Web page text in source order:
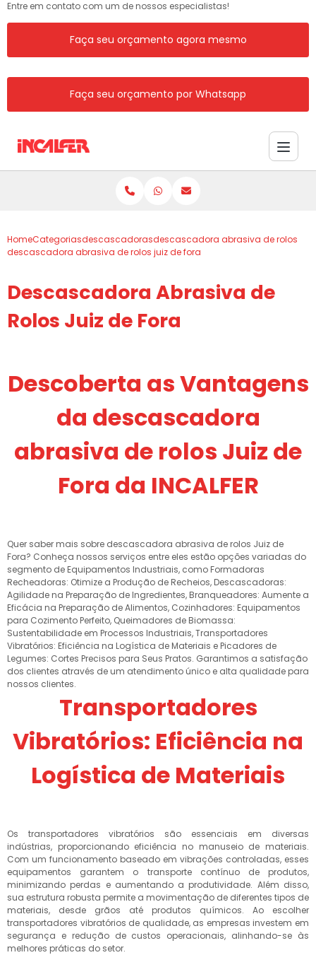
Entre em contato com um de nossos especialistas!
Faça seu orçamento agora mesmo
Faça seu orçamento por Whatsapp
HomeCategoriasdescascadorasdescascadora abrasiva de rolos
descascadora abrasiva de rolos juiz de fora
Descascadora Abrasiva de
Rolos Juiz de Fora
Descoberta as Vantagens
da descascadora
abrasiva de rolos Juiz de
Fora da INCALFER
Quer saber mais sobre descascadora abrasiva de rolos Juiz de
Fora? Conheça nossos serviços entre eles estão opções variadas do
segmento de Equipamentos Industriais, como Formadoras
Recheadoras: Otimize a Produção de Recheios, Descascadoras:
Agilidade na Preparação de Ingredientes, Branqueadores: Aumente a
Eficácia na Preparação de Alimentos, Cozinhadores: Equipamentos
para Cozimento Perfeito, Queimadores de Biomassa:
Sustentabilidade em Processos Industriais, Transportadores
Vibratórios: Eficiência na Logística de Materiais e Picadores de
Legumes: Cortes Precisos para Seus Pratos. Garantimos a satisfação
dos clientes através de um atendimento único e alta qualidade para
nossos clientes.
Transportadores
Vibratórios: Eficiência na
Logística de Materiais
Os transportadores vibratórios são essenciais em diversas
indústrias, proporcionando eficiência no manuseio de materiais.
Com um funcionamento baseado em vibrações controladas, esses
equipamentos garantem o transporte contínuo de produtos,
minimizando perdas e aumentando a produtividade. Além disso,
sua estrutura robusta permite a movimentação de diferentes tipos de
materiais, desde grãos até produtos químicos. Ao escolher
transportadores vibratórios de qualidade, as empresas investem em
segurança e redução de custos operacionais, alinhando-se às
melhores práticas do setor.